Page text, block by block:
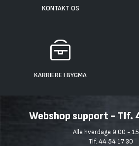
KONTAKT OS
KARRIERE I BYGMA
Webshop support - Tlf.
Alle hverdage 9:00 -
Tlf. 44 54 17 30